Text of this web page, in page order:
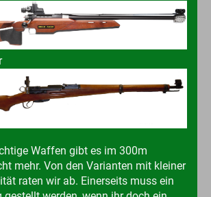
Waffen gibt es im 300m
mehr. Von den Varianten mit kleiner
raten wir ab. Einerseits muss ein